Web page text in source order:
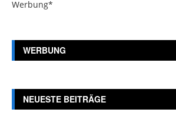
Beiträge
Werbung*
WERBUNG
NEUESTE BEITRÄGE